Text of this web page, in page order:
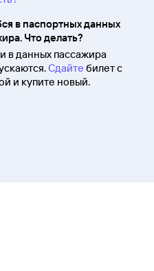
в паспортных данных
Что делать?
в данных пассажира
Сдайте билет с
и купите новый.